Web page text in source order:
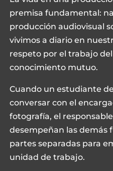
premisa fundamental:
producción audiovisual
vivimos a diario en
respeto por el trabajo
conocimiento mutuo.
Cuando un estudiante
conversar con el
fotografía, el
desempeñan las demás
partes separadas para
unidad de trabajo.